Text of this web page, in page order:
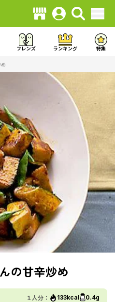
フレンズ ランキング 特集
の甘辛炒め
１人分： 133kcal 0.4g